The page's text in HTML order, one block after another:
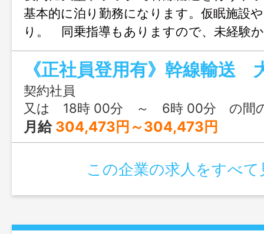
基本的に泊り勤務になります。仮眠施設
り。 同乗指導もありますので、未経験
能♪ ★入社３か月で正社員登用♪（定年
有） ★東北～関東、または東北循環便
未経験者も活躍中！研修や教育も充実
事前連絡のうえ、応募前の見学可能で
変更なし
契約社員
又は 18時 00分 ～ 6時 00分 の間
月給 304,473円～304,473円
この企業の求人をすべて